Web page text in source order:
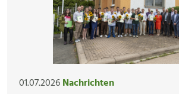
01.07.2026Nachrichten